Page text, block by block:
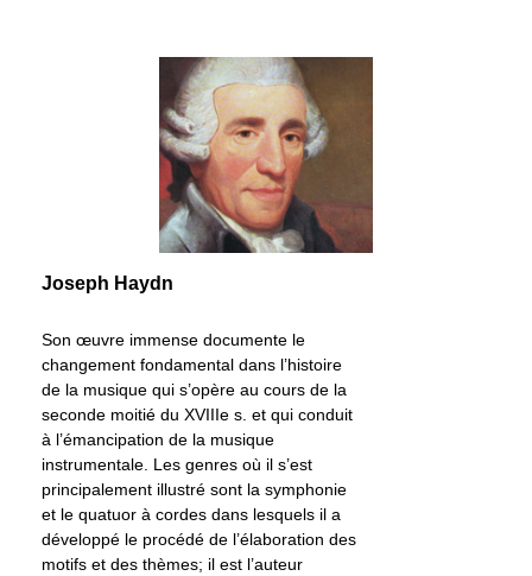
Joseph Haydn
Son œuvre immense documente le
changement fondamental dans l’histoire
de la musique qui s’opère au cours de la
seconde moitié du XVIIIe s. et qui conduit
à l’émancipation de la musique
instrumentale. Les genres où il s’est
principalement illustré sont la symphonie
et le quatuor à cordes dans lesquels il a
développé le procédé de l’élaboration des
motifs et des thèmes; il est l’auteur